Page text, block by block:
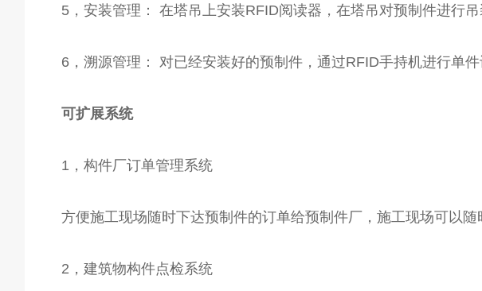
5，安装管理： 在塔吊上安装RFID阅读器，在塔吊对预制件进行
6，溯源管理： 对已经安装好的预制件，通过RFID手持机进行单件
可扩展系统
1，构件厂订单管理系统
方便施工现场随时下达预制件的订单给预制件厂，施工现场可以
2，建筑物构件点检系统